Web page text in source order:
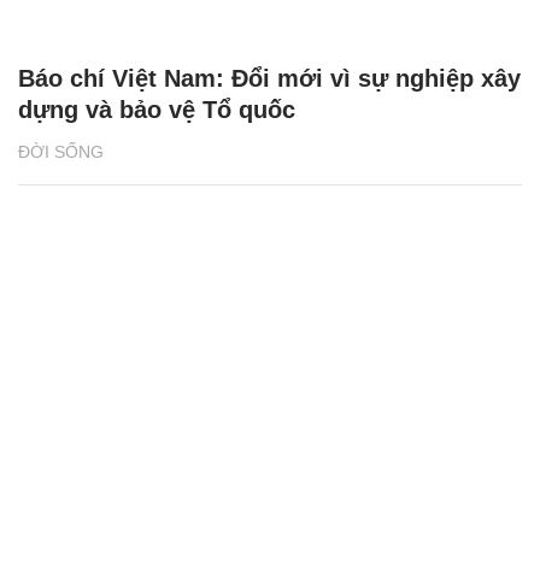
ĐỜI SỐNG
Báo chí Việt Nam: Đổi mới vì sự nghiệp xây
dựng và bảo vệ Tổ quốc